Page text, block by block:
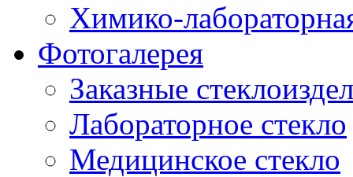
Химико-
Фотогалерея
Заказные
Лабораторное стекло
Медицинское стекло